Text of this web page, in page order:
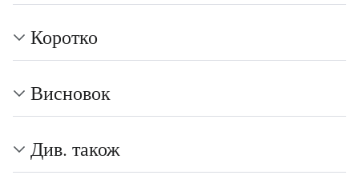
Коротко
Висновок
Див. також